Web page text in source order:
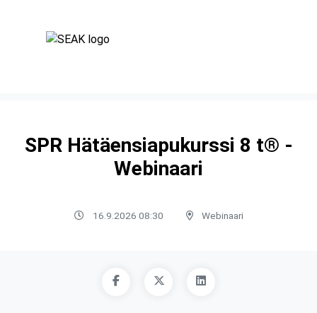
SPR Hätäensiapukurssi 8 t® -
Webinaari
16.9.2026 08:30 Webinaari